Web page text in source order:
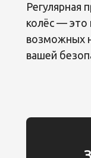
Регулярная
колёс — это
возможных
вашей